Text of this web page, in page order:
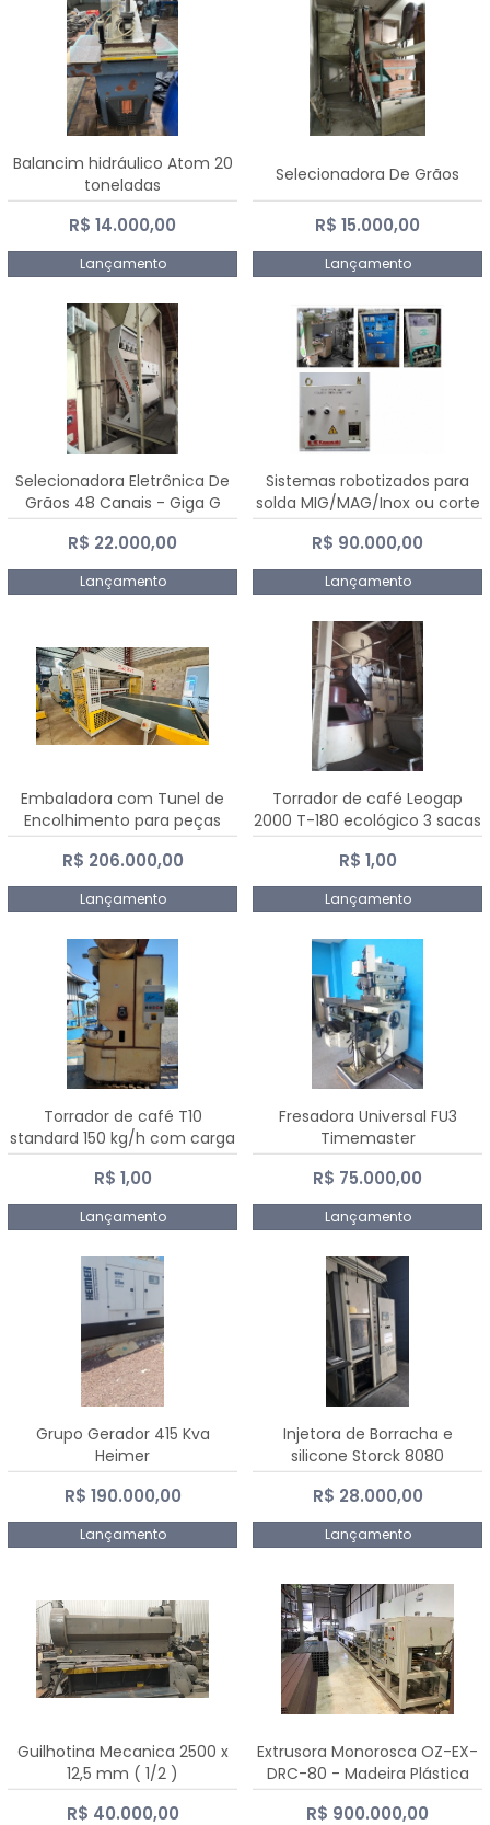
Balancim hidráulico Atom 20
toneladas
R$ 14.000,00
Lançamento
Selecionadora De Grãos
R$ 15.000,00
Lançamento
Selecionadora Eletrônica De
Grãos 48 Canais - Giga G
10000
R$ 22.000,00
Lançamento
Sistemas robotizados para
solda MIG/MAG/Inox ou corte
plasma
R$ 90.000,00
Lançamento
Embaladora com Tunel de
Encolhimento para peças
grandes portas janelas -
Dalmak
R$ 206.000,00
Lançamento
Torrador de café Leogap
2000 T-180 ecológico 3 sacas
de carga 540 kg/h
R$ 1,00
Lançamento
Torrador de café T10
standard 150 kg/h com carga
de 10 kg
R$ 1,00
Lançamento
Fresadora Universal FU3
Timemaster
R$ 75.000,00
Lançamento
Grupo Gerador 415 Kva
Heimer
R$ 190.000,00
Lançamento
Injetora de Borracha e
silicone Storck 8080
R$ 28.000,00
Lançamento
Guilhotina Mecanica 2500 x
12,5 mm ( 1/2 )
R$ 40.000,00
Extrusora Monorosca OZ-EX-
DRC-80 - Madeira Plástica
R$ 900.000,00